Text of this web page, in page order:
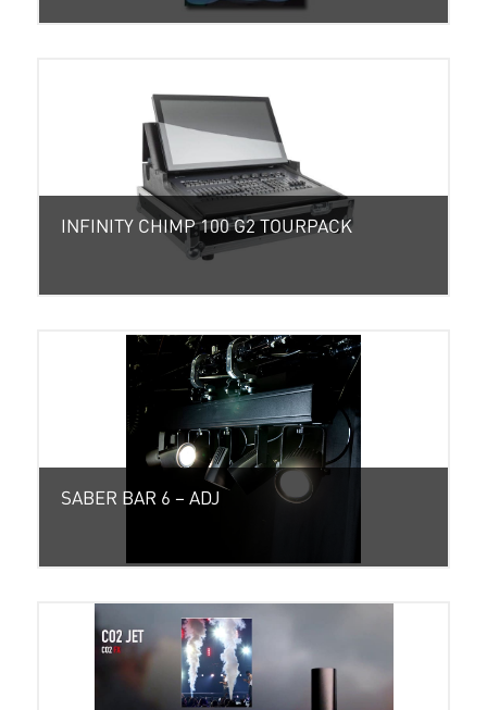
INFINITY CHIMP 100 G2 TOURPACK
SABER BAR 6 – ADJ